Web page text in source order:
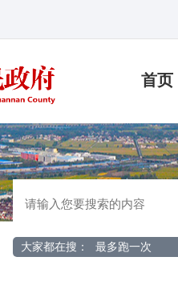
首页
大家都在搜： 最多跑一次